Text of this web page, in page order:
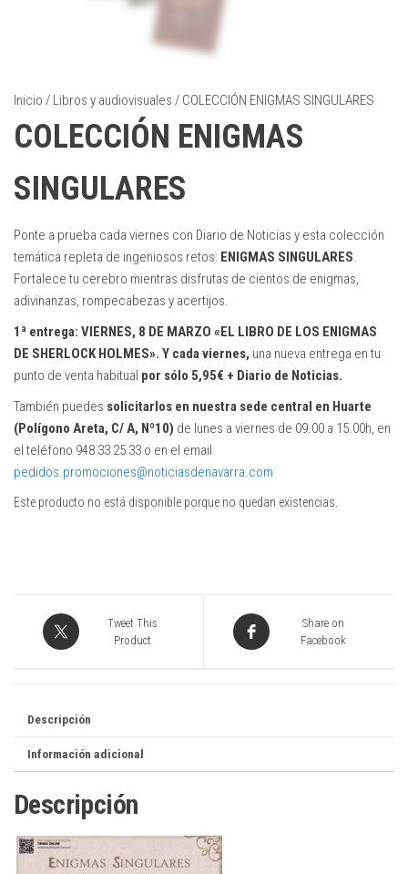
Inicio / Libros y audiovisuales / COLECCIÓN ENIGMAS SINGULARES
COLECCIÓN ENIGMAS
SINGULARES
Ponte a prueba cada viernes con Diario de Noticias y esta colección
temática repleta de ingeniosos retos: ENIGMAS SINGULARES.
Fortalece tu cerebro mientras disfrutas de cientos de enigmas,
adivinanzas, rompecabezas y acertijos.
1ª entrega: VIERNES, 8 DE MARZO «EL LIBRO DE LOS ENIGMAS
DE SHERLOCK HOLMES». Y cada viernes, una nueva entrega en tu
punto de venta habitual por sólo 5,95€ + Diario de Noticias.
También puedes solicitarlos en nuestra sede central en Huarte
(Polígono Areta, C/ A, Nº10) de lunes a viernes de 09.00 a 15.00h, en
el teléfono 948 33 25 33 o en el email
pedidos.promociones@noticiasdenavarra.com
Este producto no está disponible porque no quedan existencias.
Tweet This
Product
Share on
Facebook
Descripción
Información adicional
Descripción